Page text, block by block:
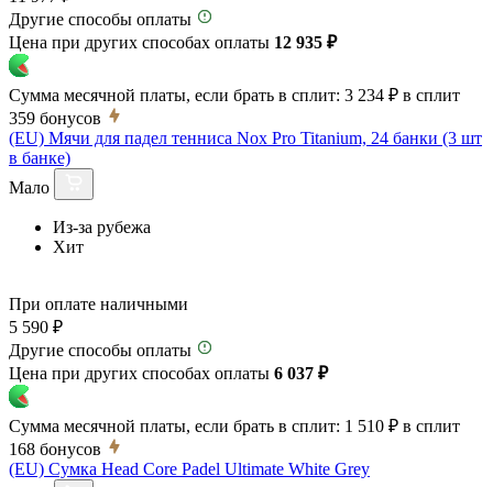
Другие способы оплаты
Цена при других способах оплаты 12 935 ₽
Сумма месячной платы, если брать в сплит: 3 234 ₽ в сплит
359 бонусов
(EU) Мячи для падел тенниса Nox Pro Titanium, 24 банки (3 шт
в банке)
Мало
Из-за рубежа
Хит
При оплате наличными
5 590 ₽
Другие способы оплаты
Цена при других способах оплаты 6 037 ₽
Сумма месячной платы, если брать в сплит: 1 510 ₽ в сплит
168 бонусов
(EU) Сумка Head Core Padel Ultimate White Grey